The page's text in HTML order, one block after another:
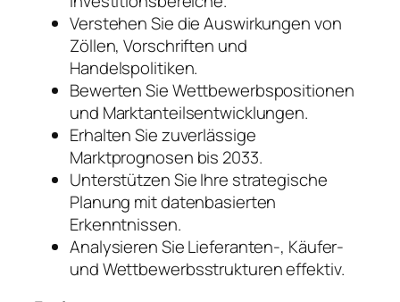
Verstehen Sie die Auswirkungen von
Zöllen, Vorschriften und
Handelspolitiken.
Bewerten Sie Wettbewerbspositionen
und Marktanteilsentwicklungen.
Erhalten Sie zuverlässige
Marktprognosen bis 2033.
Unterstützen Sie Ihre strategische
Planung mit datenbasierten
Erkenntnissen.
Analysieren Sie Lieferanten-, Käufer-
und Wettbewerbsstrukturen effektiv.